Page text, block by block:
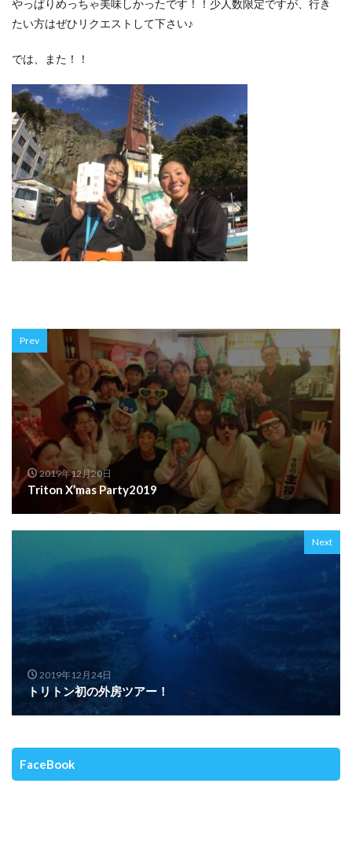
やっぱりめっちゃ美味しかったです！！少人数限定ですが、行き
たい方はぜひリクエストして下さい♪
では、また！！
Prev
2019年12月20日
Triton X’mas Party2019
Next
2019年12月24日
トリトン初の外房ツアー！
FaceBook